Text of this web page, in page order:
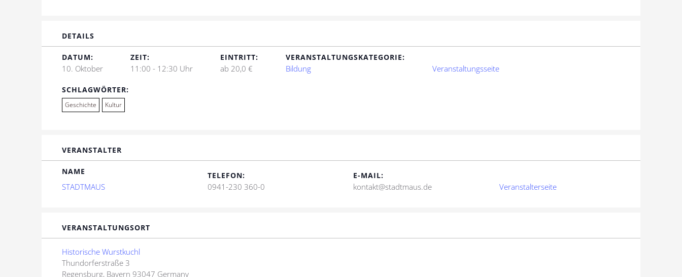
DETAILS
DATUM:
10. Oktober
ZEIT:
11:00 - 12:30 Uhr
EINTRITT:
ab 20,0 €
VERANSTALTUNGSKATEGORIE:
Bildung Veranstaltungsseite
SCHLAGWÖRTER:
Geschichte Kultur
VERANSTALTER
NAME
STADTMAUS
TELEFON:
0941-230 360-0
E-MAIL:
kontakt@stadtmaus.de Veranstalterseite
VERANSTALTUNGSORT
Historische Wurstkuchl
Thundorferstraße 3
Regensburg, Bayern 93047 Germany